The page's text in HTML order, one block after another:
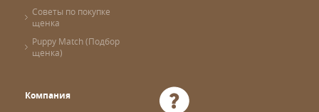
Советы по покупке
щенка
Puppy Match (Подбор
щенка)
Компания